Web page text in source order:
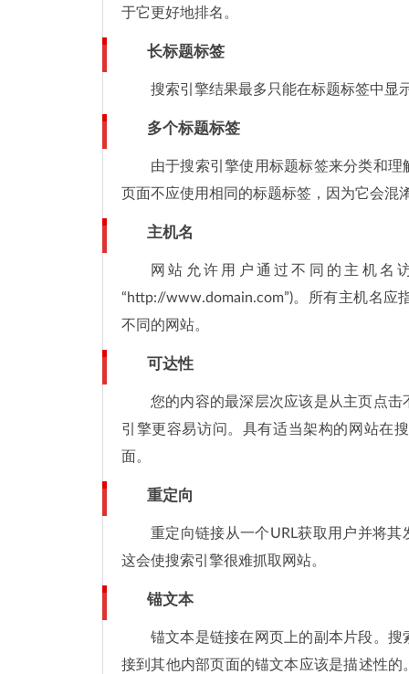
于它更好地排名。
长标题标签
搜索引擎结果最多只能在标题标签中显
多个标题标签
由于搜索引擎使用标题标签来分类和
页面不应使用相同的标题标签，因为它会混
主机名
网站允许用户通过不同的主机名
“http://www.domain.com”)。所有主机名
不同的网站。
可达性
您的内容的最深层次应该是从主页点
引擎更容易访问。具有适当架构的网站在
面。
重定向
重定向链接从一个URL获取用户并将
这会使搜索引擎很难抓取网站。
锚文本
锚文本是链接在网页上的副本片段。
接到其他内部页面的锚文本应该是描述性